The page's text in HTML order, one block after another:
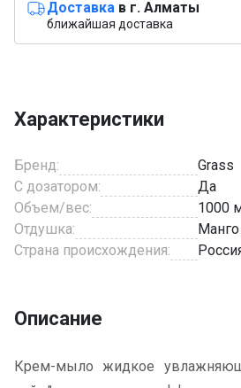
Доставка в г. Алматы
ближайшая доставка
Характеристики
Бренд:
Grass
С дозатором:
Да
Объем/вес:
1000
Отдушка:
Страна происхождения:
Описание
Крем-мыло жидкое